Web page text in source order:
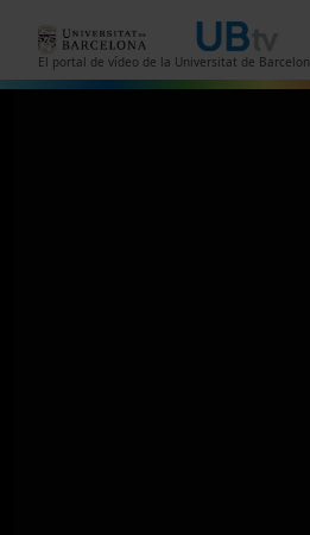
El portal de vídeo de la Universitat de